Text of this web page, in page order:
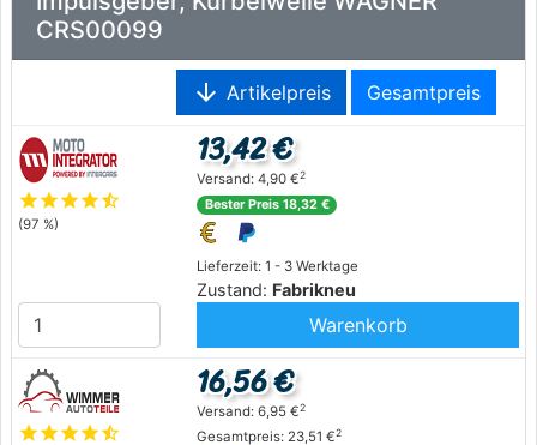
CRS00099
arrow_downward Artikelpreis Gesamtpreis
starstarstarstarstar_half
(97 %)
Lieferzeit: 1 - 3 Werktage
Zustand: Fabrikneu
13,42 €
Versand: 4,90 €2
Bester Preis 18,32 €
Warenkorb
starstarstarstarstar_half
16,56 €
Versand: 6,95 €2
Gesamtpreis: 23,51 €2